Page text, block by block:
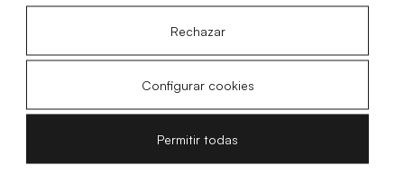
Rechazar
Configurar cookies
Permitir todas